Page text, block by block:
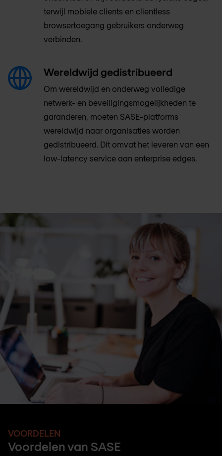
terwijl mobiele clients en clientless
browsertoegang gebruikers onderweg
verbinden.
Wereldwijd gedistribueerd
Om wereldwijd en onderweg volledige
netwerk- en beveiligingsmogelijkheden te
garanderen, moeten SASE-platforms
wereldwijd naar organisaties worden
gedistribueerd. Dit omvat het leveren van een
low-latency service aan enterprise edges.
VOORDELEN
Voordelen van SASE